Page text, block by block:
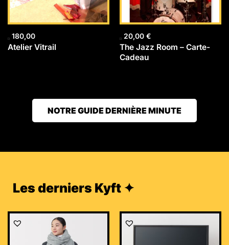
180,00
Atelier Vitrail
20,00 €
The Jazz Room – Carte-
Cadeau
NOTRE GUIDE DERNIÈRE MINUTE
Les derniers Kyft ✦